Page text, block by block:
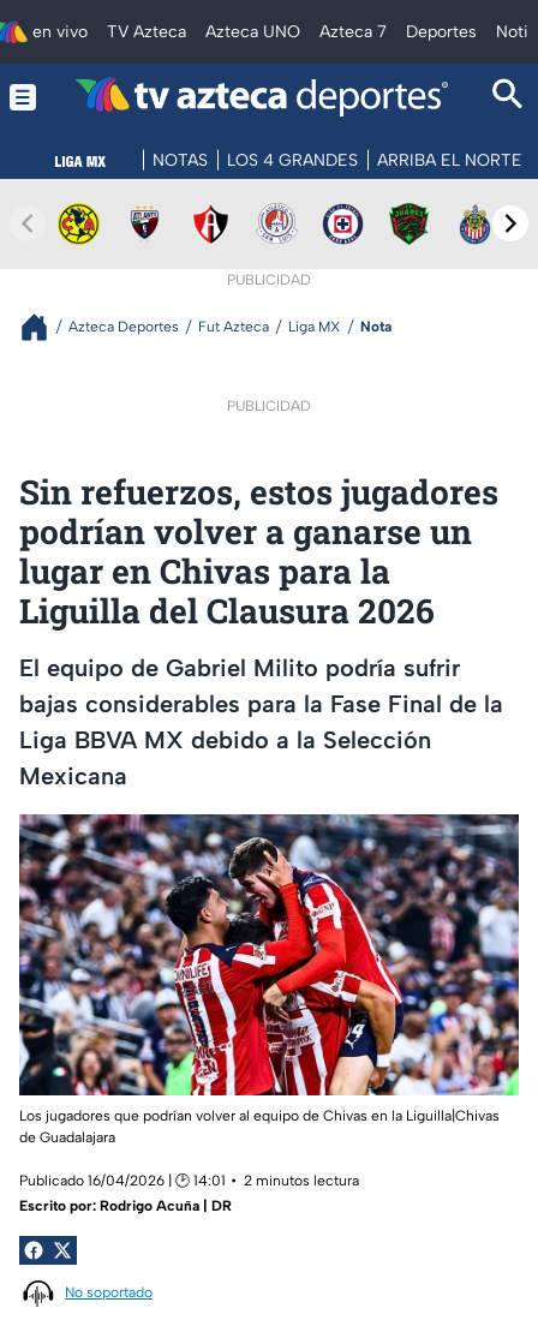
en vivo TV Azteca Azteca UNO Azteca 7 Deportes
NOTAS LOS 4 GRANDES ARRIBA EL NORTE
PUBLICIDAD
Azteca Deportes Fut Azteca Liga MX Nota
PUBLICIDAD
Sin refuerzos, estos jugadores
podrían volver a ganarse un
lugar en Chivas para la
Liguilla del Clausura 2026
El equipo de Gabriel Milito podría sufrir
bajas considerables para la Fase Final de la
Liga BBVA MX debido a la Selección
Mexicana
Los jugadores que podrían volver al equipo de Chivas en la Liguilla|Chivas
de Guadalajara
Publicado 16/04/2026 | 🕑 14:01
2 minutos lectura
Escrito por: Rodrigo Acuña | DR
No soportado